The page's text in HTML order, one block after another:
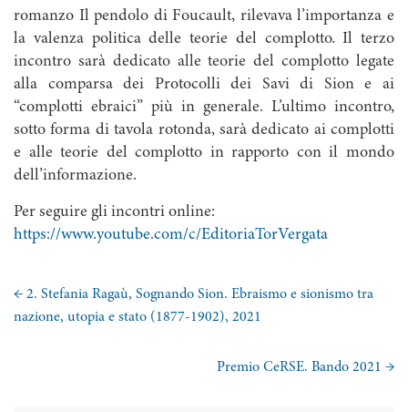
romanzo Il pendolo di Foucault, rilevava l’importanza e
la valenza politica delle teorie del complotto. Il terzo
incontro sarà dedicato alle teorie del complotto legate
alla comparsa dei Protocolli dei Savi di Sion e ai
“complotti ebraici” più in generale. L’ultimo incontro,
sotto forma di tavola rotonda, sarà dedicato ai complotti
e alle teorie del complotto in rapporto con il mondo
dell’informazione.
Per seguire gli incontri online:
https://www.youtube.com/c/EditoriaTorVergata
← 2. Stefania Ragaù, Sognando Sion. Ebraismo e sionismo tra
nazione, utopia e stato (1877-1902), 2021
Premio CeRSE. Bando 2021 →